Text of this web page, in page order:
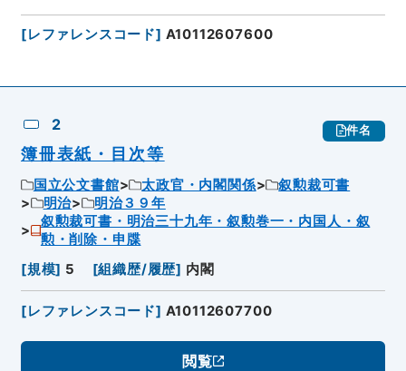
[レファレンスコード] A10112607600
2 件名
簿冊表紙・目次等
国立公文書館 太政官・内閣関係
叙勲裁可書
明治
明治３９年
叙勲裁可書・明治三十九年・叙勲巻一・内国人・叙
勲・削除・申牒
[規模] 5 [組織歴/履歴] 内閣
[レファレンスコード] A10112607700
閲覧